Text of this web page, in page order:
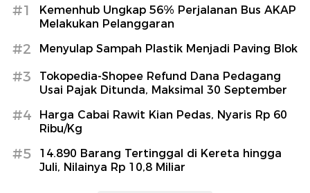
#1
Kemenhub Ungkap 56% Perjalanan Bus AKAP
Melakukan Pelanggaran
#2 Menyulap Sampah Plastik Menjadi Paving Blok
#3
Tokopedia-Shopee Refund Dana Pedagang
Usai Pajak Ditunda, Maksimal 30 September
#4
Harga Cabai Rawit Kian Pedas, Nyaris Rp 60
Ribu/Kg
#5
14.890 Barang Tertinggal di Kereta hingga
Juli, Nilainya Rp 10,8 Miliar